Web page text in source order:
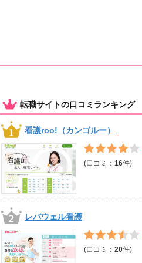
転職サイトの口コミランキング
看護roo!（カンゴルー）
(口コミ：16件)
レバウェル看護
(口コミ：20件)